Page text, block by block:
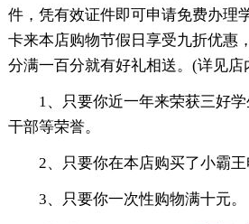
件，凭有效证件即可申请免费办理
卡来本店购物节假日享受九折优惠
分满一百分就有好礼相送。(详见店
1、只要你近一年来荣获三好
干部等荣誉。
2、只要你在本店购买了小霸王
3、只要你一次性购物满十元。